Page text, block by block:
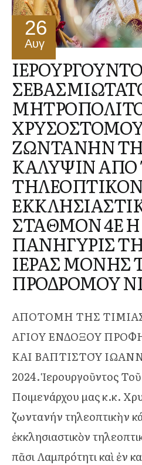
26
Αυγ
ΖΩΝΤΑΝΗΝ
ΚΑΛΥΨΙΝ ΑΠΟ
ΤΗΛΕΟΠΤΙΚΟΝ
ΣΤΑΘΜΟΝ 4Ε Η
ΠΑΝΗΓΥΡΙΣ
ΙΕΡΑΣ ΜΟΝΗΣ
ΠΡΟΔΡΟΜΟΥ
ΑΠΟΤΟΜΗ ΤΗΣ
ΑΓΙΟΥ ΕΝΔΟΞΟΥ
ΚΑΙ ΒΑΠΤΙΣΤΟΎ
2024. Ἱερουργοῦντος
Ποιμενάρχου μας κ.κ.
ζωντανήν τηλεοπτικὴν
ἐκκλησιαστικὸν
πᾶσι Λαμπρότητι καὶ ἐν